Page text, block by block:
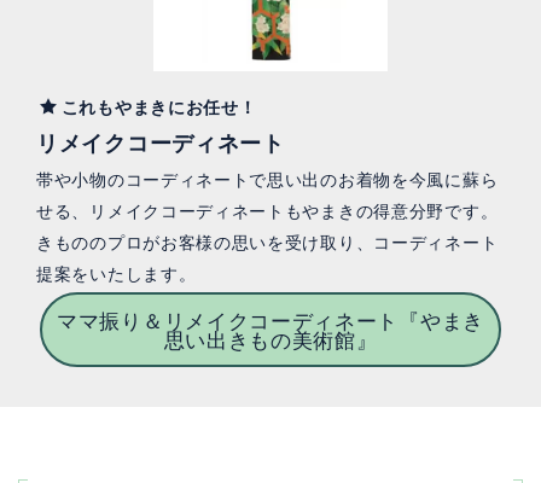
これもやまきにお任せ！
リメイクコーディネート
帯や小物のコーディネートで思い出のお着物を今風に蘇ら
せる、リメイクコーディネートもやまきの得意分野です。
きもののプロがお客様の思いを受け取り、コーディネート
提案をいたします。
ママ振り＆リメイクコーディネート『やまき
思い出きもの美術館』